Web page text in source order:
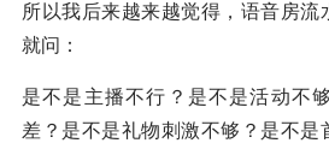
所以我后来越来越觉得，语音房流
就问：
是不是主播不行？是不是活动不
差？是不是礼物刺激不够？是不是